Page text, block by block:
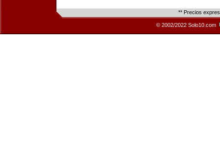
** Precios
© 2002/2022 Solo10.com